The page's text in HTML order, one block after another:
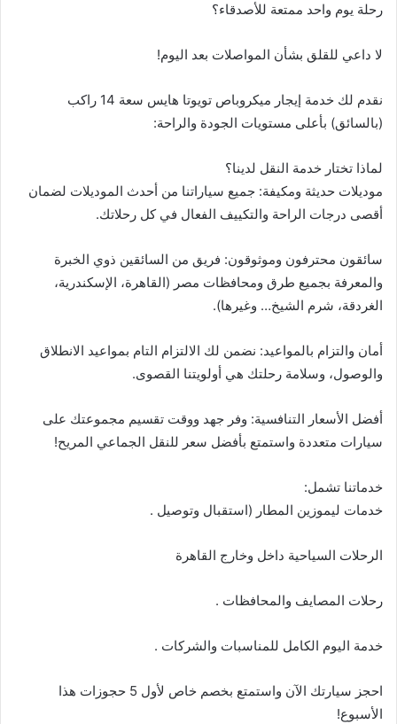
رحلة يوم واحد ممتعة للأصدقاء؟
لا داعي للقلق بشأن المواصلات بعد اليوم!
نقدم لك خدمة إيجار ميكروباص تويوتا هايس سعة 14 راكب
(بالسائق) بأعلى مستويات الجودة والراحة:
لماذا تختار خدمة النقل لدينا؟
موديلات حديثة ومكيفة: جميع سياراتنا من أحدث الموديلات لضمان
أقصى درجات الراحة والتكييف الفعال في كل رحلاتك.
سائقون محترفون وموثوقون: فريق من السائقين ذوي الخبرة
والمعرفة بجميع طرق ومحافظات مصر (القاهرة، الإسكندرية،
الغردقة، شرم الشيخ… وغيرها).
أمان والتزام بالمواعيد: نضمن لك الالتزام التام بمواعيد الانطلاق
والوصول، وسلامة رحلتك هي أولويتنا القصوى.
أفضل الأسعار التنافسية: وفر جهد ووقت تقسيم مجموعتك على
سيارات متعددة واستمتع بأفضل سعر للنقل الجماعي المريح!
خدماتنا تشمل:
خدمات ليموزين المطار (استقبال وتوصيل .
الرحلات السياحية داخل وخارج القاهرة
رحلات المصايف والمحافظات .
خدمة اليوم الكامل للمناسبات والشركات .
احجز سيارتك الآن واستمتع بخصم خاص لأول 5 حجوزات هذا
الأسبوع!